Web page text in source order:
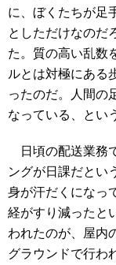
に、ぼくたちが足
としただけなのだ
た。質の高い乱数
ルとは対極にある
ったのだ。人間の
なっている、とい
日頃の配送業務
ングが日課だとい
身が汗だくになっ
経がすり減ったと
われたのが、屋内
グラウンドで行わ